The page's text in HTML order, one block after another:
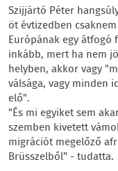
Szijjártó Péter
öt évtizedben
Európának egy
inkább, mert ha nem
helyben, akkor vagy
válsága, vagy minden
elő".
"És mi egyiket sem
szemben kivetett
migrációt megelőző
Brüsszelből" - tudatta.